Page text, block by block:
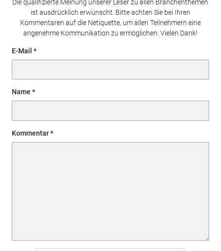
Die qualifizierte Meinung unserer Leser zu allen Branchenthemen
ist ausdrücklich erwünscht. Bitte achten Sie bei Ihren
Kommentaren auf die Netiquette, um allen Teilnehmern eine
angenehme Kommunikation zu ermöglichen. Vielen Dank!
E-Mail
Name
Kommentar